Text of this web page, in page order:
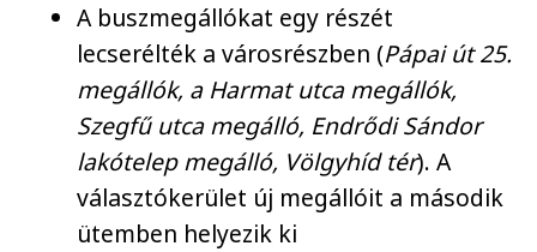
A buszmegállókat egy részét
lecserélték a városrészben (Pápai út 25.
megállók, a Harmat utca megállók,
Szegfű utca megálló, Endrődi Sándor
lakótelep megálló, Völgyhíd tér). A
választókerület új megállóit a második
ütemben helyezik ki